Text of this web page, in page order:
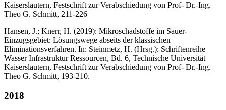
Kaiserslautern, Festschrift zur Verabschiedung von Prof- Dr.-Ing.
Theo G. Schmitt, 211-226
Hansen, J.; Knerr, H. (2019): Mikroschadstoffe im Sauer-
Einzugsgebiet: Lösungswege abseits der klassischen
Eliminationsverfahren. In: Steinmetz, H. (Hrsg.): Schriftenreihe
Wasser Infrastruktur Ressourcen, Bd. 6, Technische Universität
Kaiserslautern, Festschrift zur Verabschiedung von Prof- Dr.-Ing.
Theo G. Schmitt, 193-210.
2018